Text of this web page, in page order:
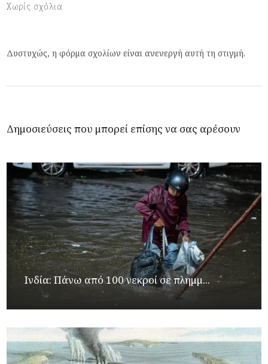
Χωρίς σχόλια
Δυστυχώς, η φόρμα σχολίων είναι ανενεργή αυτή τη στιγμή.
Δημοσιεύσεις που μπορεί επίσης να σας αρέσουν
Ινδία: Πάνω από 100 νεκροί σε πλημμ...